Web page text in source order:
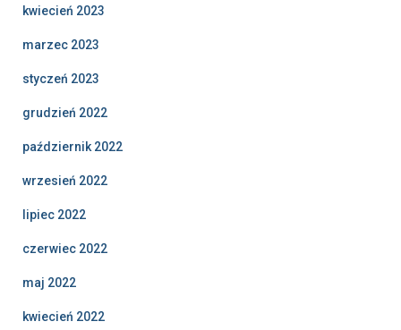
kwiecień 2023
marzec 2023
styczeń 2023
grudzień 2022
październik 2022
wrzesień 2022
lipiec 2022
czerwiec 2022
maj 2022
kwiecień 2022